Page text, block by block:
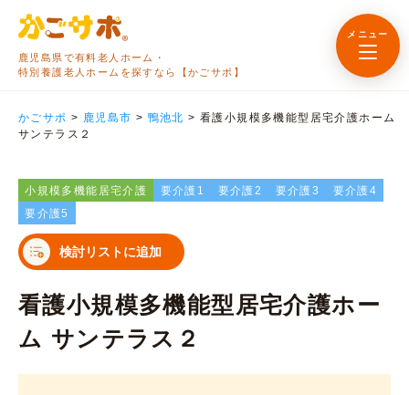
鹿児島県で有料老人ホーム・
特別養護老人ホームを探すなら【かごサポ】
メニュー
かごサポ > 鹿児島市 > 鴨池北 >看護小規模多機能型居宅介護ホーム
サンテラス２
小規模多機能居宅介護 要介護1 要介護2 要介護3
要介護4
要介護5
検討リストに追加
看護小規模多機能型居宅介護ホー
ム サンテラス２